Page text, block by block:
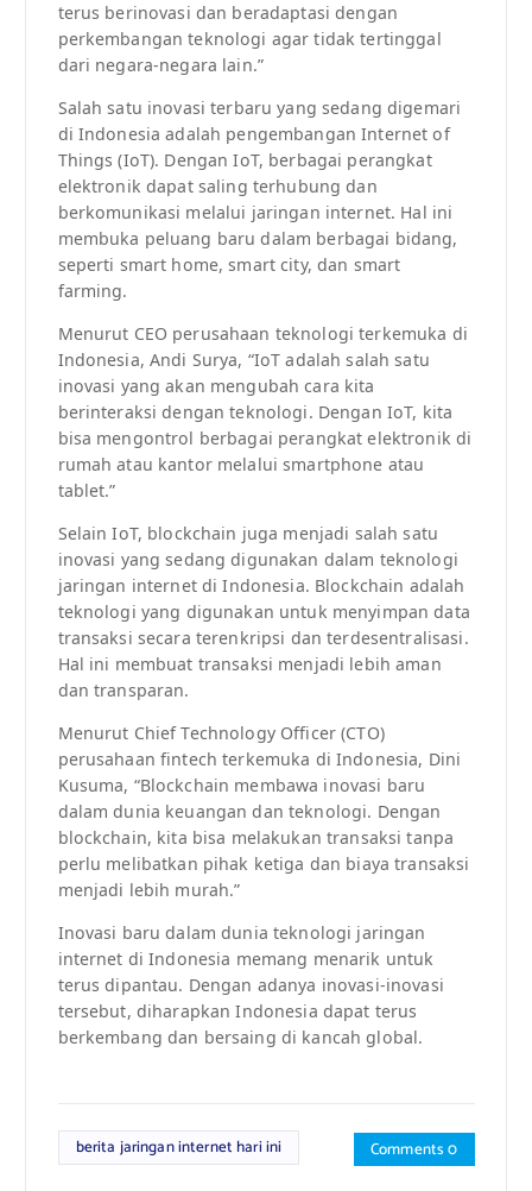
terus berinovasi dan beradaptasi dengan
perkembangan teknologi agar tidak tertinggal
dari negara-negara lain.”
Salah satu inovasi terbaru yang sedang digemari
di Indonesia adalah pengembangan Internet of
Things (IoT). Dengan IoT, berbagai perangkat
elektronik dapat saling terhubung dan
berkomunikasi melalui jaringan internet. Hal ini
membuka peluang baru dalam berbagai bidang,
seperti smart home, smart city, dan smart
farming.
Menurut CEO perusahaan teknologi terkemuka di
Indonesia, Andi Surya, “IoT adalah salah satu
inovasi yang akan mengubah cara kita
berinteraksi dengan teknologi. Dengan IoT, kita
bisa mengontrol berbagai perangkat elektronik di
rumah atau kantor melalui smartphone atau
tablet.”
Selain IoT, blockchain juga menjadi salah satu
inovasi yang sedang digunakan dalam teknologi
jaringan internet di Indonesia. Blockchain adalah
teknologi yang digunakan untuk menyimpan data
transaksi secara terenkripsi dan terdesentralisasi.
Hal ini membuat transaksi menjadi lebih aman
dan transparan.
Menurut Chief Technology Officer (CTO)
perusahaan fintech terkemuka di Indonesia, Dini
Kusuma, “Blockchain membawa inovasi baru
dalam dunia keuangan dan teknologi. Dengan
blockchain, kita bisa melakukan transaksi tanpa
perlu melibatkan pihak ketiga dan biaya transaksi
menjadi lebih murah.”
Inovasi baru dalam dunia teknologi jaringan
internet di Indonesia memang menarik untuk
terus dipantau. Dengan adanya inovasi-inovasi
tersebut, diharapkan Indonesia dapat terus
berkembang dan bersaing di kancah global.
berita jaringan internet hari ini Comments 0